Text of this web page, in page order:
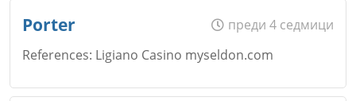
Porter
преди 4 седмици
References: Ligiano Casino myseldon.com